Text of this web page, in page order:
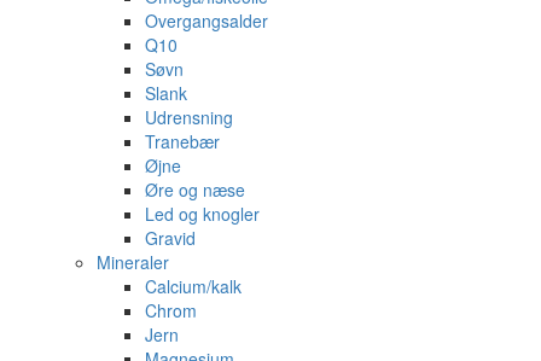
Overgangsalder
Q10
Søvn
Slank
Udrensning
Tranebær
Øjne
Øre og næse
Led og knogler
Gravid
Mineraler
Calcium/kalk
Chrom
Jern